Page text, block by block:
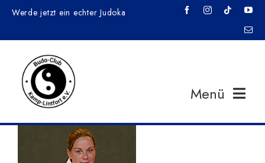
Zum
springen
Werde jetzt ein echter Judoka
Menü